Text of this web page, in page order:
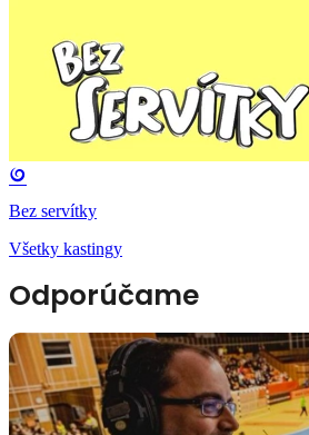
Bez servítky
Všetky kastingy
Odporúčame